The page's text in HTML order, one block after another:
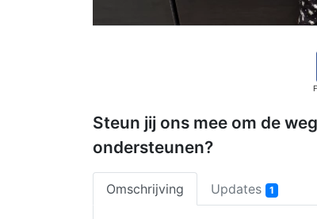
Steun jij ons mee om de
ondersteunen?
Omschrijving Updates 1